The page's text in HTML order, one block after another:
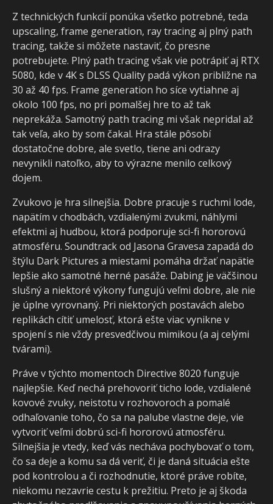
Z technických funkcií ponúka všetko potrebné, teda
upscaling, frame generation, ray tracing aj plný path
tracing, takže si môžete nastaviť, čo presne
potrebujete. Plný path tracing však vie potrápiť aj RTX
5080, kde v 4K s DLSS Quality padá výkon približne na
30 až 40 fps. Frame generation ho síce vytiahne aj
okolo 100 fps, no pri pomalšej hre to až tak
neprekáža. Samotný path tracing mi však nepridal až
tak veľa, ako by som čakal. Hra stále pôsobí
dostatočne dobre, ale svetlo, tiene ani odrazy
nevynikli natoľko, aby to výrazne menilo celkový
dojem.
Zvukovo je hra silnejšia. Dobre pracuje s ruchmi lode,
napätím v chodbách, vzdialenými zvukmi, náhlymi
efektmi aj hudbou, ktorá podporuje sci-fi hororovú
atmosféru. Soundtrack od Jasona Gravesa zapadá do
štýlu Dark Pictures a miestami pomáha držať napätie
lepšie ako samotné herné pasáže. Dabing je väčšinou
slušný a niektoré výkony fungujú veľmi dobre, ale nie
je úplne vyrovnaný. Pri niektorých postavách alebo
replikách cítiť umelosť, ktorá ešte viac vynikne v
spojení s nie vždy presvedčivou mimikou (a aj celými
tvárami).
Práve v týchto momentoch Directive 8020 funguje
najlepšie. Keď nechá prehovoriť ticho lode, vzdialené
kovové zvuky, neistotu v rozhovoroch a pomalé
odhaľovanie toho, čo sa na palube vlastne deje, vie
vytvoriť veľmi dobrú sci-fi hororovú atmosféru.
Silnejšia je vtedy, keď vás necháva pochybovať o tom,
čo sa deje a komu sa dá veriť, či je daná situácia ešte
pod kontrolou a či rozhodnutie, ktoré práve robíte,
niekomu nezavrie cestu k prežitiu. Preto je aj škoda